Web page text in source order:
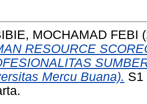
MOCHAMAD FEBI
RESOURCE
Mercu Buana). S1